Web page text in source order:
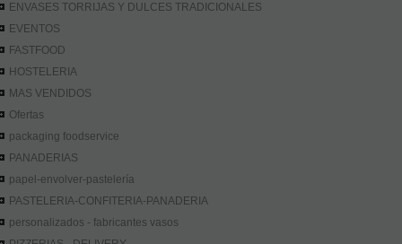
ENVASES TORRIJAS Y DULCES TRADICIONALES
EVENTOS
FASTFOOD
HOSTELERIA
MAS VENDIDOS
Ofertas
packaging foodservice
PANADERIAS
papel-envolver-pastelería
PASTELERIA-CONFITERIA-PANADERIA
personalizados - fabricantes vasos